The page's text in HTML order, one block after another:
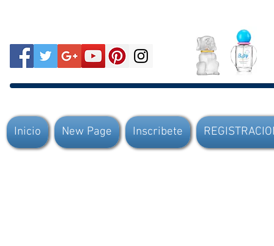
Inicio New Page Inscribete